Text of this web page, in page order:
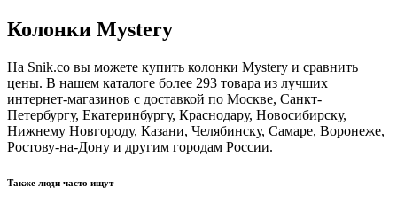
Колонки Mystery
На Snik.co вы можете купить колонки Mystery и сравнить
цены. В нашем каталоге более 293 товара из лучших
интернет-магазинов с доставкой по Москве, Санкт-
Петербургу, Екатеринбургу, Краснодару, Новосибирску,
Нижнему Новгороду, Казани, Челябинску, Самаре, Воронеже,
Ростову-на-Дону и другим городам России.
Также люди часто ищут